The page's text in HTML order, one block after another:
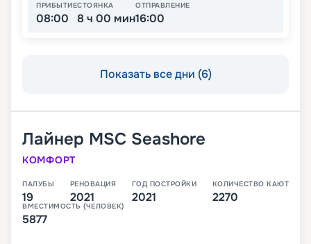
ПРИБЫТИЕ
08:00
СТОЯНКА
8 ч 00 мин
ОТПРАВЛЕНИЕ
16:00
Показать все дни (6)
Лайнер MSC Seashore
КОМФОРТ
ПАЛУБЫ
19
РЕНОВАЦИЯ
2021
ГОД ПОСТРОЙКИ
2021
КОЛИЧЕСТВО КАЮТ
2270
ВМЕСТИМОСТЬ (ЧЕЛОВЕК)
5877